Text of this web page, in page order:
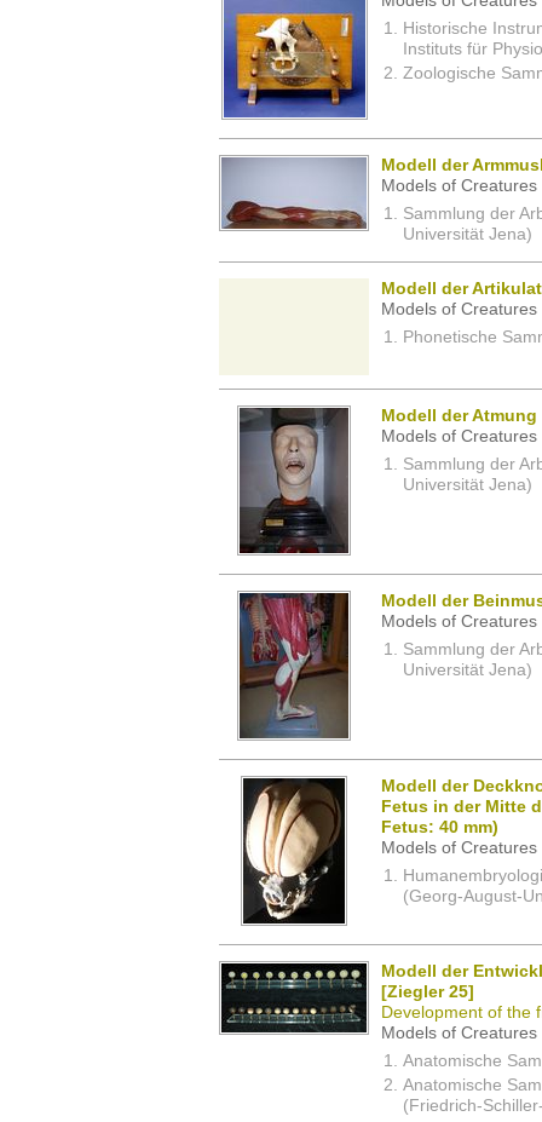
Historische
Instituts für
Zoologische
Modell der
Models of
Sammlung der
Universität Jena)
Modell der
Models of
Phonetische
Modell der Atmung
Models of
Sammlung der
Universität Jena)
Modell der
Models of
Sammlung der
Universität Jena)
Modell der
Fetus in der Mitte
Fetus: 40 mm)
Models of
(Georg-August-
Modell der
[Ziegler 25]
Development of the
Models of
Anatomische
Anatomische
(Friedrich-